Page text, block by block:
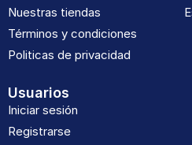
Nuestras tiendas
Términos y condiciones
Politicas de privacidad
Usuarios
Iniciar sesión
Registrarse